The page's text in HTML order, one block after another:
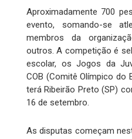
Aproximadamente 700
evento, somando-se
membros da
outros. A competição é
escolar, os Jogos da
COB (Comitê Olímpico do
terá Ribeirão Preto (SP)
16 de setembro.
As disputas começam